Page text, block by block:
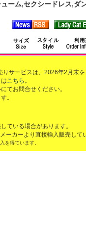
ーム,セクシードレス,ダ
サービスは、2026年2月末
こちら 。
てお問合せください。
。
ている場合があります。
ーカーより直接輸入販売して
を得ています。